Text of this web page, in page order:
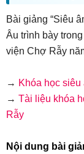
Bài giảng “Siêu
Âu trình bày
viện Chợ Rẫy
→ Khóa học
→ Tài liệu khóa
Rẫy
Nội dung bài